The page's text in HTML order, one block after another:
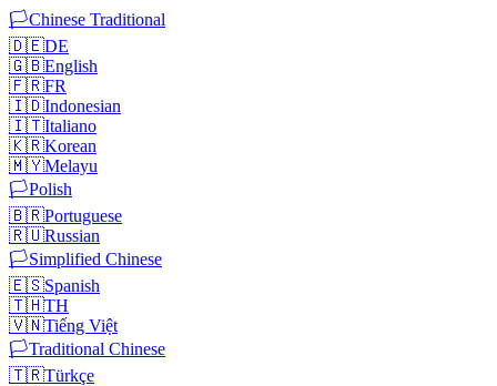
🏳️Chinese Traditional
🇩🇪DE
🇬🇧English
🇫🇷FR
🇮🇩Indonesian
🇮🇹Italiano
🇰🇷Korean
🇲🇾Melayu
🏳️Polish
🇧🇷Portuguese
🇷🇺Russian
🏳️Simplified Chinese
🇪🇸Spanish
🇹🇭TH
🇻🇳Tiếng Việt
🏳️Traditional Chinese
🇹🇷Türkçe